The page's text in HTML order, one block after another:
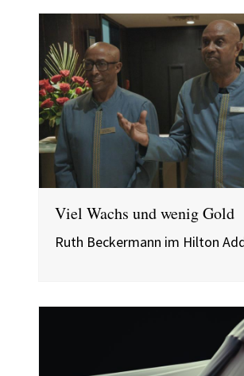
Viel Wachs und wenig Gold
Ruth Beckermann im Hilton